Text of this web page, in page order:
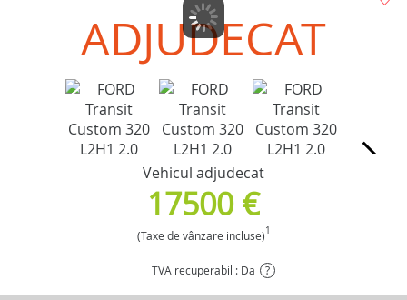
ADJUDECAT
Vehicul adjudecat
17500 €
(Taxe de vânzare incluse)1
TVA recuperabil : Da ?